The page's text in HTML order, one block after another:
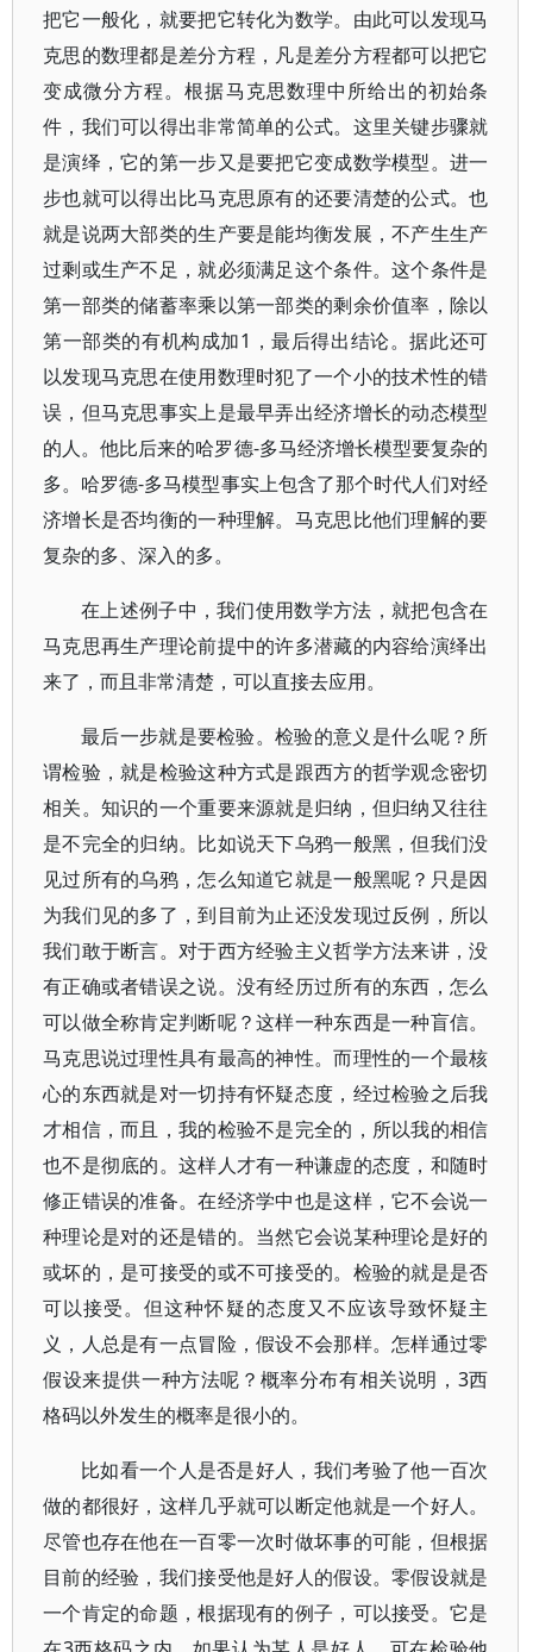
把它一般化，就要把它转化为数学。由此可以发现马
克思的数理都是差分方程，凡是差分方程都可以把它
变成微分方程。根据马克思数理中所给出的初始条
件，我们可以得出非常简单的公式。这里关键步骤就
是演绎，它的第一步又是要把它变成数学模型。进一
步也就可以得出比马克思原有的还要清楚的公式。也
就是说两大部类的生产要是能均衡发展，不产生生产
过剩或生产不足，就必须满足这个条件。这个条件是
第一部类的储蓄率乘以第一部类的剩余价值率，除以
第一部类的有机构成加1，最后得出结论。据此还可
以发现马克思在使用数理时犯了一个小的技术性的错
误，但马克思事实上是最早弄出经济增长的动态模型
的人。他比后来的哈罗德-多马经济增长模型要复杂的
多。哈罗德-多马模型事实上包含了那个时代人们对经
济增长是否均衡的一种理解。马克思比他们理解的要
复杂的多、深入的多。
在上述例子中，我们使用数学方法，就把包含在
马克思再生产理论前提中的许多潜藏的内容给演绎出
来了，而且非常清楚，可以直接去应用。
最后一步就是要检验。检验的意义是什么呢？所
谓检验，就是检验这种方式是跟西方的哲学观念密切
相关。知识的一个重要来源就是归纳，但归纳又往往
是不完全的归纳。比如说天下乌鸦一般黑，但我们没
见过所有的乌鸦，怎么知道它就是一般黑呢？只是因
为我们见的多了，到目前为止还没发现过反例，所以
我们敢于断言。对于西方经验主义哲学方法来讲，没
有正确或者错误之说。没有经历过所有的东西，怎么
可以做全称肯定判断呢？这样一种东西是一种盲信。
马克思说过理性具有最高的神性。而理性的一个最核
心的东西就是对一切持有怀疑态度，经过检验之后我
才相信，而且，我的检验不是完全的，所以我的相信
也不是彻底的。这样人才有一种谦虚的态度，和随时
修正错误的准备。在经济学中也是这样，它不会说一
种理论是对的还是错的。当然它会说某种理论是好的
或坏的，是可接受的或不可接受的。检验的就是是否
可以接受。但这种怀疑的态度又不应该导致怀疑主
义，人总是有一点冒险，假设不会那样。怎样通过零
假设来提供一种方法呢？概率分布有相关说明，3西
格码以外发生的概率是很小的。
比如看一个人是否是好人，我们考验了他一百次
做的都很好，这样几乎就可以断定他就是一个好人。
尽管也存在他在一百零一次时做坏事的可能，但根据
目前的经验，我们接受他是好人的假设。零假设就是
一个肯定的命题，根据现有的例子，可以接受。它是